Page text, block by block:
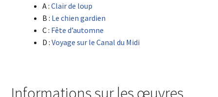
A : Clair de loup
B : Le chien gardien
C : Fête d’automne
D : Voyage sur le Canal du Midi